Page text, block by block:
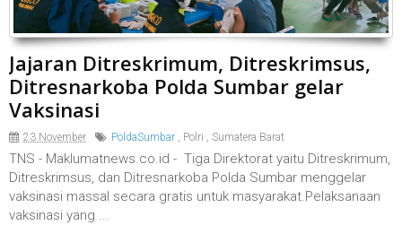
Jajaran Ditreskrimum, Ditreskrimsus,
Ditresnarkoba Polda Sumbar gelar
Vaksinasi
23 November PoldaSumbar , Polri , Sumatera Barat
TNS - Maklumatnews.co.id - Tiga Direktorat yaitu Ditreskrimum,
Ditreskrimsus, dan Ditresnarkoba Polda Sumbar menggelar
vaksinasi massal secara gratis untuk masyarakat.Pelaksanaan
vaksinasi yang ...